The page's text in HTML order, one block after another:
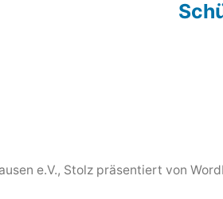
e.V., Stolz präsentiert von